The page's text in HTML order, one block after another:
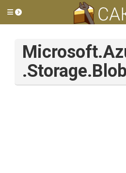
Toggle side menu
Microsoft
.Storage.Blob